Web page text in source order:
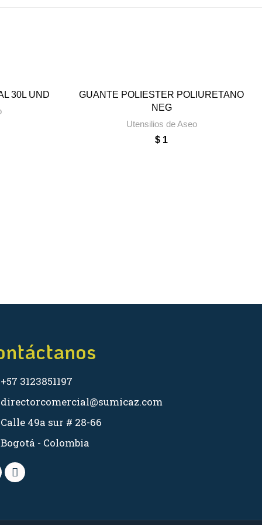
30L UND
AÑADIR AL CARRITO
GUANTE POLIESTER POLIURETANO
NEG
Utensilios de Aseo
$ 1
+57 3123851197
directorcomercial@sumicaz.com
Calle 49a sur # 28-66
Bogotá - Colombia